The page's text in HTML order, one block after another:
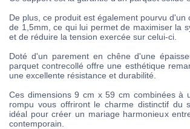
De plus, ce produit est également pourvu d'un
de 1,5mm, ce qui lui permet de maximiser la
et de réduire la tension exercée sur celui-ci.
Doté d'un parement en chêne d'une
parquet contrecollé offre une esthétique
une excellente résistance et durabilité.
Ces dimensions 9 cm x 59 cm combinées à
rompu vous offriront le charme distinctif du
idéal pour créer un mariage harmonieux
contemporain.